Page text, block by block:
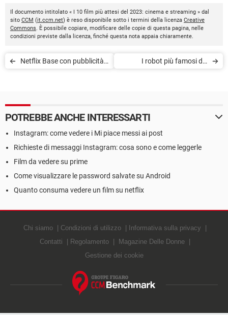
Il documento intitolato « I 10 film più attesi del 2023: cinema e streaming » dal
sito CCM (it.ccm.net) è reso disponibile sotto i termini della licenza Creative
Commons. È possibile copiare, modificare delle copie di questa pagina, nelle
condizioni previste dalla licenza, finché questa nota appaia chiaramente.
Netflix Base con pubblicità:
I robot più famosi del
POTREBBE ANCHE INTERESSARTI
Instagram: come vedere i Mi piace messi ai post
Richieste di messaggi Instagram: cosa sono e come leggerle
Film da vedere su prime
Come visualizzare le password salvate su Android
Quanto consuma vedere un film su netflix
Chi siamo Condizioni di utilizzo
Informativa sulla privacy
Contatti
Regolamento
Magazine Delle Donne
Gestione dei cookie